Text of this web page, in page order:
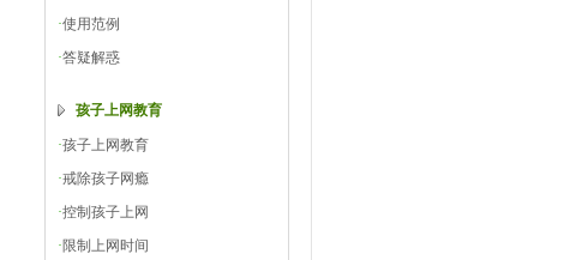
·使用范例
·答疑解惑
孩子上网教育
·孩子上网教育
·戒除孩子网瘾
·控制孩子上网
· 限制上网时间